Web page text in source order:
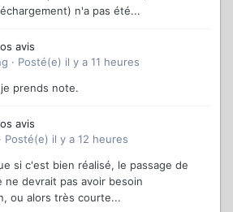
n'a pas été...
avis
· Posté(e) il y a 11 heures
prends note.
avis
· Posté(e) il y a 12 heures
si c'est bien réalisé, le passage de
ne devrait pas avoir besoin
ou alors très courte...